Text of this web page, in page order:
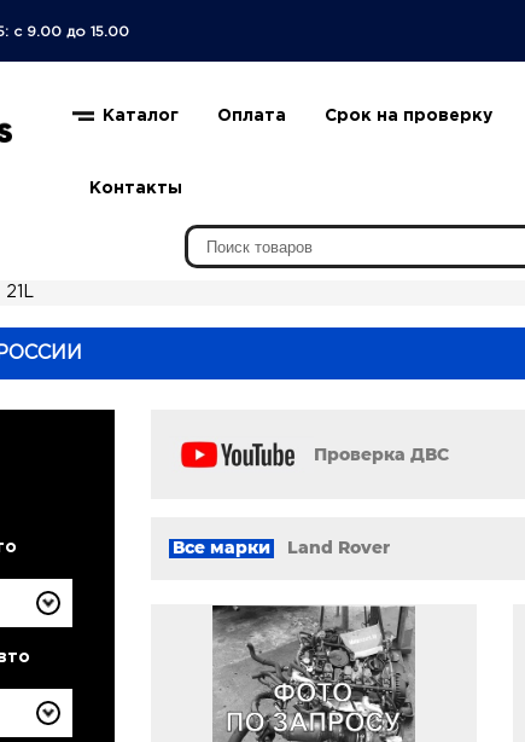
с 9.00 до 15.00
Каталог Оплата Срок на проверку
Контакты
21L
Проверка ДВС
Все марки Land Rover